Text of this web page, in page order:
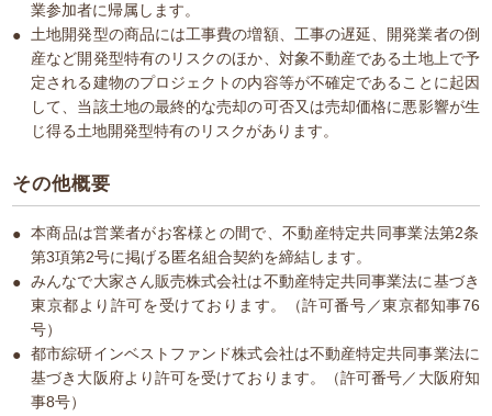
業参加者に帰属します。
土地開発型の商品には工事費の増額、工事の遅延、開発業者の倒
産など開発型特有のリスクのほか、対象不動産である土地上で予
定される建物のプロジェクトの内容等が不確定であることに起因
して、当該土地の最終的な売却の可否又は売却価格に悪影響が生
じ得る土地開発型特有のリスクがあります。
その他概要
本商品は営業者がお客様との間で、不動産特定共同事業法第2条
第3項第2号に掲げる匿名組合契約を締結します。
みんなで大家さん販売株式会社は不動産特定共同事業法に基づき
東京都より許可を受けております。（許可番号／東京都知事76
号）
都市綜研インベストファンド株式会社は不動産特定共同事業法に
基づき大阪府より許可を受けております。（許可番号／大阪府知
事8号）